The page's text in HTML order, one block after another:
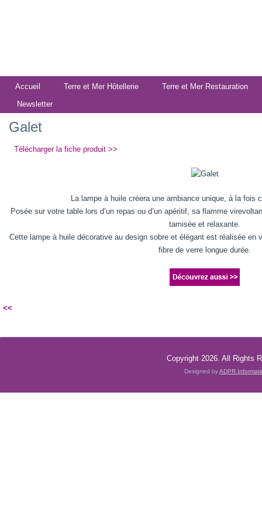
Accueil Terre et Mer Hôtellerie
Terre et Mer Restauration
Newsletter
Galet
Télécharger la fiche produit >>
La lampe à huile créera une ambiance unique, à la fois
Posée sur votre table lors d’un repas ou d’un apéritif, sa flamme
tamisée et relaxante.
Cette lampe à huile décorative au design sobre et élégant est réalisée en
fibre de verre longue durée.
<<
Copyright 2026. All Rights
Designed byADPR